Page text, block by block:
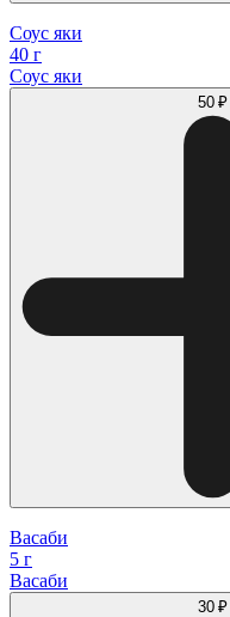
Соус яки
40 г
Соус яки
50 ₽
Васаби
5 г
Васаби
30 ₽